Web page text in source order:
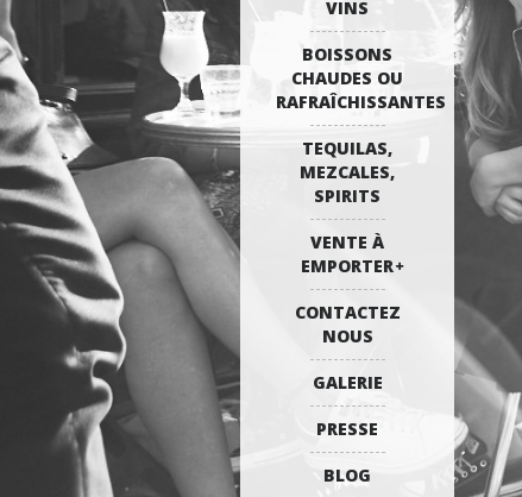
VINS
BOISSONS
CHAUDES OU
RAFRAÎCHISSANTES
TEQUILAS,
MEZCALES,
SPIRITS
VENTE À
EMPORTER
CONTACTEZ
NOUS
GALERIE
PRESSE
BLOG